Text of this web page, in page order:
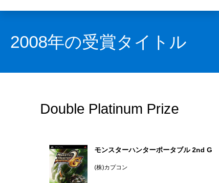
2008年の受賞タイトル
Double Platinum Prize
モンスターハンターポータブル 2nd G
(株)カプコン